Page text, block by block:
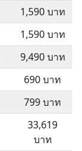
1,590 บาท
1,590 บาท
9,490 บาท
690 บาท
799 บาท
33,619
บาท